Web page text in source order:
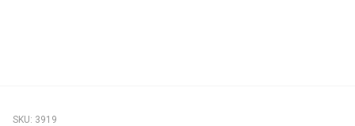
SKU: 3919